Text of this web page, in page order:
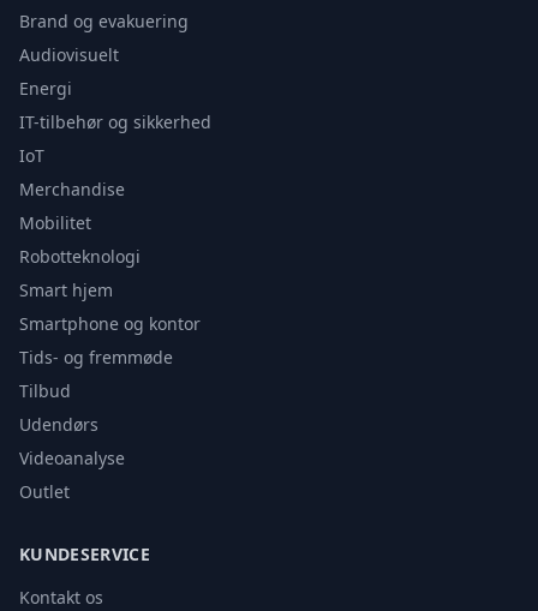
Brand og evakuering
Audiovisuelt
Energi
IT-tilbehør og sikkerhed
IoT
Merchandise
Mobilitet
Robotteknologi
Smart hjem
Smartphone og kontor
Tids- og fremmøde
Tilbud
Udendørs
Videoanalyse
Outlet
KUNDESERVICE
Kontakt os